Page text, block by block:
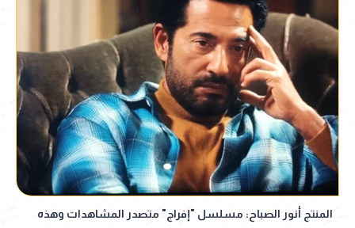
المنتج أنور الصباح: مسلسل "إفراج" متصدر المشاهدات وهذه